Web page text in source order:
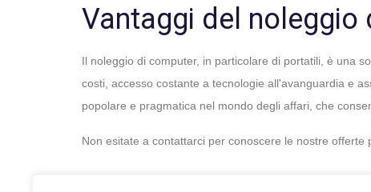
Vantaggi del
Il noleggio di computer, in particolare di portatili, è una
costi, accesso costante a tecnologie all'avanguardia e
popolare e pragmatica nel mondo degli affari, che
Non esitate a contattarci per conoscere le nostre offerte